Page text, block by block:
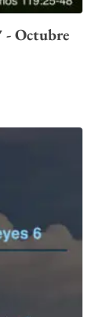
- Octubre